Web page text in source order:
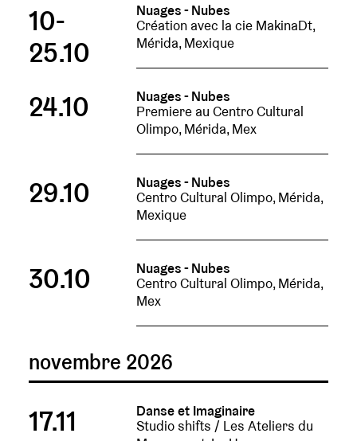
10-
25.10
Nuages - Nubes
Création avec la cie MakinaDt,
Mérida, Mexique
24.10
Nuages - Nubes
Premiere au Centro Cultural
Olimpo, Mérida, Mex
29.10
Nuages - Nubes
Centro Cultural Olimpo, Mérida,
Mexique
30.10
Nuages - Nubes
Centro Cultural Olimpo, Mérida,
Mex
novembre 2026
17.11
Danse et Imaginaire
Studio shifts / Les Ateliers du